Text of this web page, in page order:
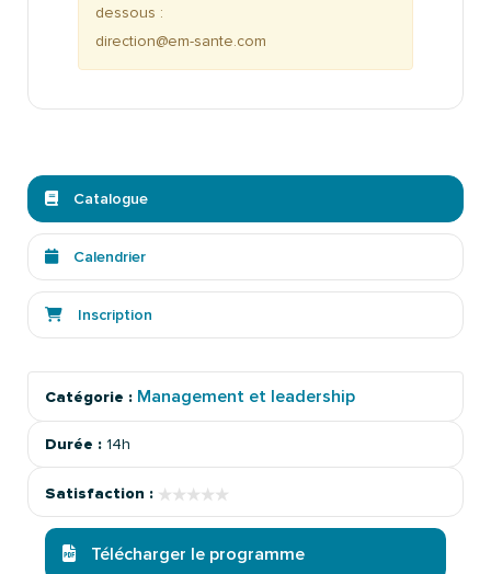
dessous :
direction@em-sante.com
Catalogue
Calendrier
Inscription
Catégorie : Management et leadership
Durée : 14h
Satisfaction : ★★★★★
★★★★★
Télécharger le programme